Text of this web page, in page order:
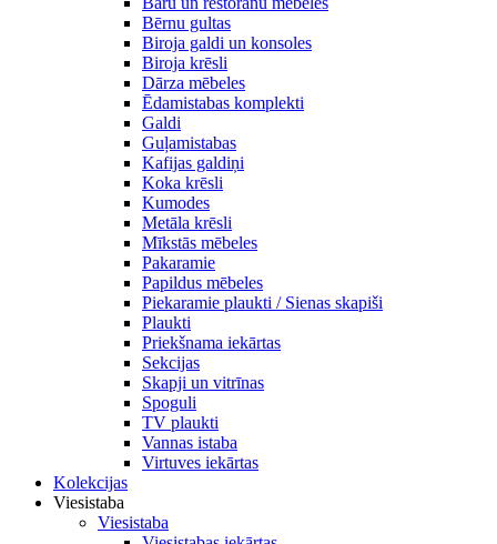
Bērnu gultas
Biroja galdi un konsoles
Biroja krēsli
Dārza mēbeles
Ēdamistabas komplekti
Galdi
Guļamistabas
Kafijas galdiņi
Koka krēsli
Kumodes
Metāla krēsli
Mīkstās mēbeles
Pakaramie
Papildus mēbeles
Piekaramie plaukti / Sienas skapiši
Plaukti
Priekšnama iekārtas
Sekcijas
Skapji un vitrīnas
Spoguli
TV plaukti
Vannas istaba
Virtuves iekārtas
Kolekcijas
Viesistaba
Viesistaba